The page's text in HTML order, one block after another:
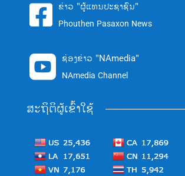
 ຂ່າວ "ຜູ້ແທນປະຊາຊົນ"
Phouthen Pasaxon News
 ຊ່ອງຂ່າວ "NAmedia"
NAmedia Channel
ສະຖິຕິຜູ້ເຂົ້າໃຊ້